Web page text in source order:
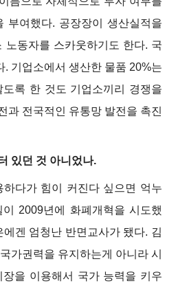
부여했다. 공장장이 생산실적을
노동자를 스카웃하기도 한다. 국
. 기업소에서 생산한 물품 20%는
록 한 것도 기업소끼리 경쟁을
과 전국적인 유통망 발전을 촉진
있던 것 아니었나.
다가 힘이 커진다 싶으면 억누
2009년에 화폐개혁을 시도했
겐 엄청난 반면교사가 됐다. 김
가권력을 유지하는게 아니라 시
을 이용해서 국가 능력을 키우